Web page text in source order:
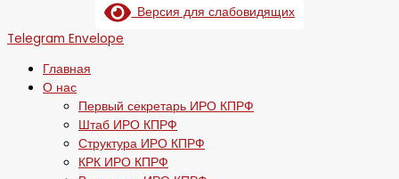
Версия для слабовидящих
Telegram Envelope
Главная
О нас
Первый секретарь ИРО КПРФ
Штаб ИРО КПРФ
Структура ИРО КПРФ
КРК ИРО КПРФ